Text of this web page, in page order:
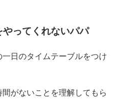
やってくれないパパ
日のタイムテーブルをつけ
がないことを理解してもら